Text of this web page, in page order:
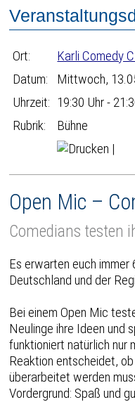
Ort: Karli Comedy
Datum:
Mittwoch,
Uhrzeit: 19:30 Uhr -
Rubrik:
Bühne
|
Open Mic –
Comedians testen
Es erwarten euch
Deutschland und der
Bei einem Open Mic
Neulinge ihre Ideen und
funktioniert natürlich nur
Reaktion entscheidet,
überarbeitet werden
Vordergrund: Spaß und